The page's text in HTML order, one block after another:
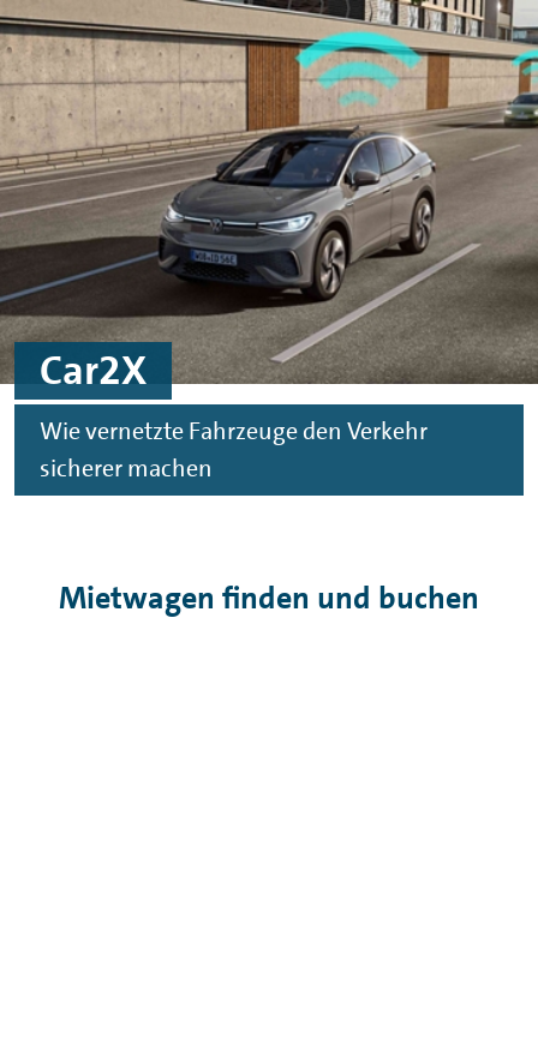
Skip to main content
Skip to footer
Car2X
Wie vernetzte Fahrzeuge den Verkehr
sicherer machen
Mietwagen finden und buchen